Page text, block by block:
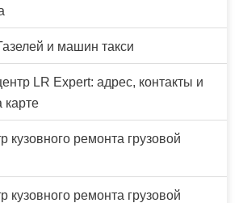
и машин такси
LR Expert: адрес, контакты и
кузовного ремонта грузовой
кузовного ремонта грузовой